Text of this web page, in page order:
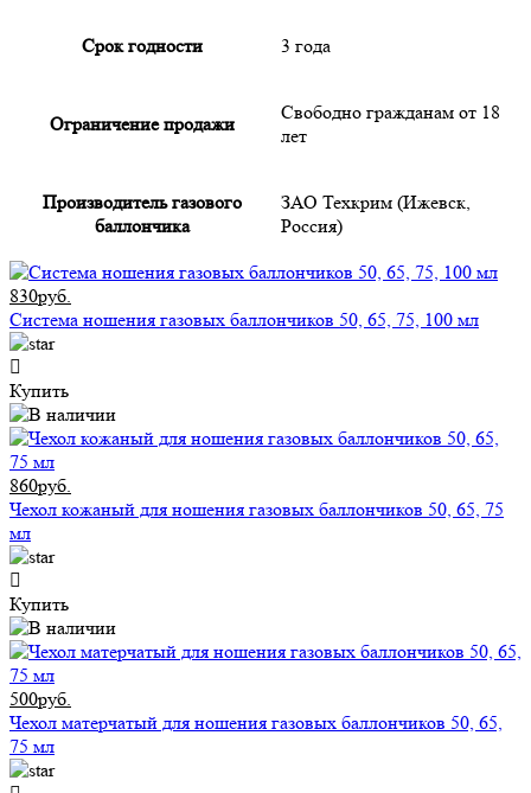
Срок годности 3 года
Ограничение продажи
Свободно гражданам от 18
лет
Производитель газового
баллончика
ЗАО Техкрим (Ижевск,
Россия)
830руб.
Система ношения газовых баллончиков 50, 65, 75, 100 мл
Купить
860руб.
Чехол кожаный для ношения газовых баллончиков 50, 65, 75
мл
Купить
500руб.
Чехол матерчатый для ношения газовых баллончиков 50, 65,
75 мл